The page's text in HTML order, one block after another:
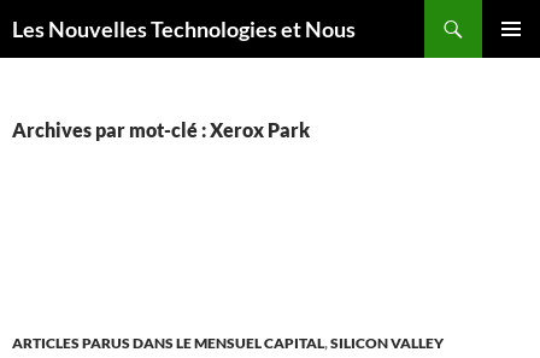
auLes Nouvelles Technologies et Nous
Archives par mot-clé : Xerox Park
ARTICLES PARUS DANS LE MENSUEL CAPITAL,SILICON VALLEY